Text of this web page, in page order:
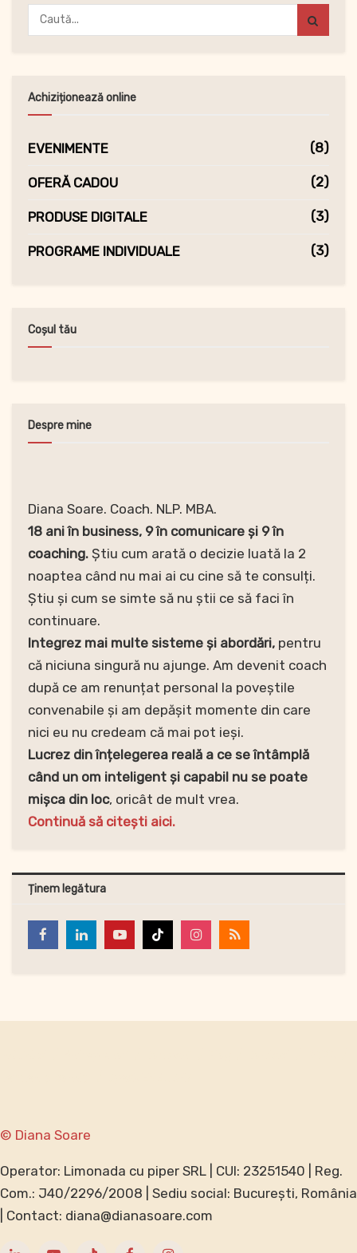
Achiziționează online
EVENIMENTE (8)
OFERĂ CADOU (2)
PRODUSE DIGITALE (3)
PROGRAME INDIVIDUALE (3)
Coșul tău
Despre mine
Diana Soare. Coach. NLP. MBA.
18 ani în business, 9 în comunicare și 9 în
coaching. Știu cum arată o decizie luată la 2
noaptea când nu mai ai cu cine să te consulți.
Știu și cum se simte să nu știi ce să faci în
continuare.
Integrez mai multe sisteme și abordări, pentru
că niciuna singură nu ajunge. Am devenit coach
după ce am renunțat personal la poveștile
convenabile și am depășit momente din care
nici eu nu credeam că mai pot ieși.
Lucrez din înțelegerea reală a ce se întâmplă
când un om inteligent și capabil nu se poate
mișca din loc, oricât de mult vrea.
Continuă să citești aici.
Ținem legătura
© Diana Soare
Operator: Limonada cu piper SRL | CUI: 23251540 | Reg.
Com.: J40/2296/2008 | Sediu social: București, România
| Contact: diana@dianasoare.com